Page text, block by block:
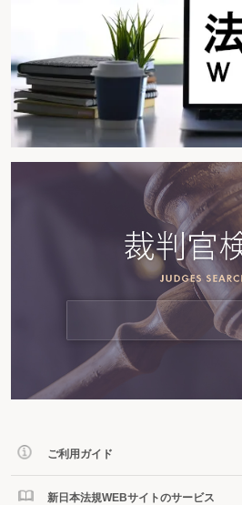
ご利用ガイド
新日本法規WEBサイトのサービス